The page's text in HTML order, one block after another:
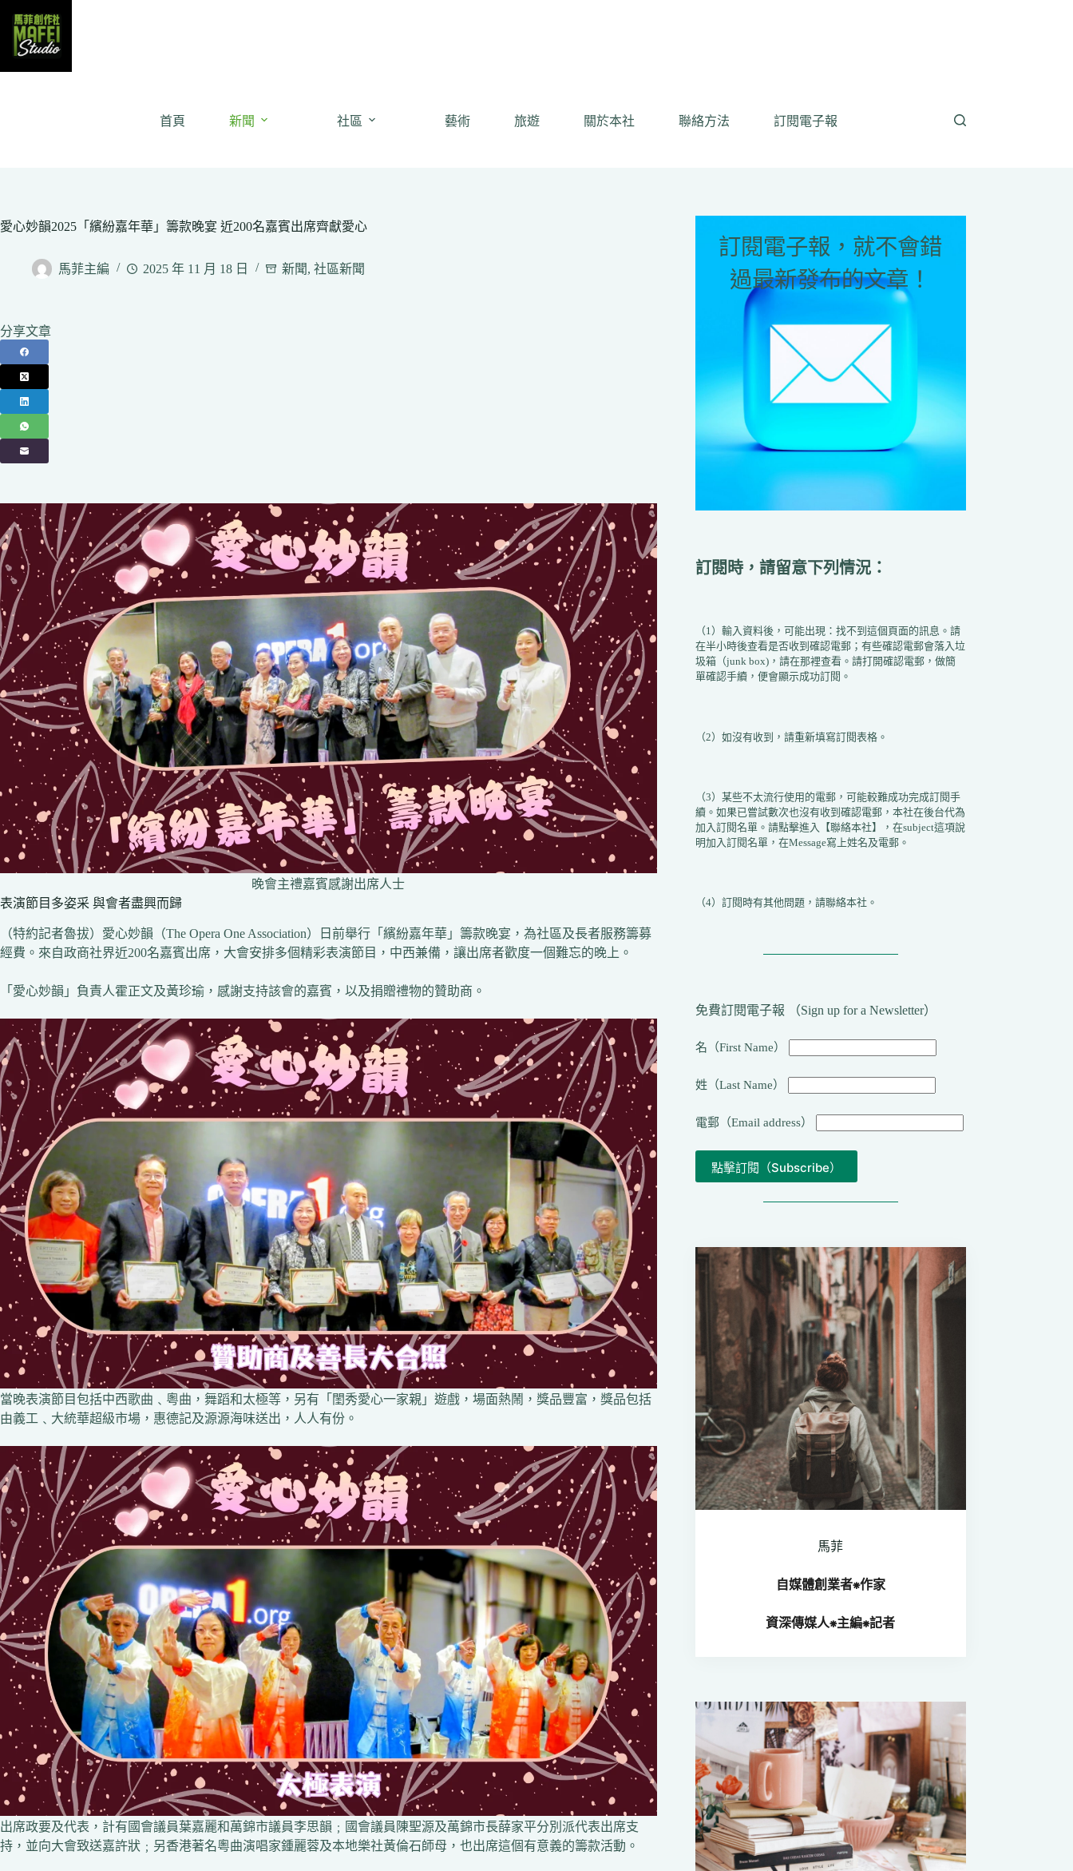
content
首頁 新聞 社區 藝術 旅遊 關於本社 聯絡方法 訂閱電子報
愛心妙韻2025「繽紛嘉年華」籌款晚宴 近200名嘉賓出席齊獻愛心
馬菲主編 2025 年 11 月 18 日 新聞, 社區新聞
分享文章
晚會主禮嘉賓感謝出席人士
表演節目多姿采 與會者盡興而歸
（特約記者魯拔）愛心妙韻（The Opera One Association）日前舉行「繽紛嘉年華」籌款晚宴，為社區及長者服務籌募
經費。來自政商社界近200名嘉賓出席，大會安排多個精彩表演節目，中西兼備，讓出席者歡度一個難忘的晚上。
「愛心妙韻」負責人霍正文及黃珍瑜，感謝支持該會的嘉賓，以及捐贈禮物的贊助商。
當晚表演節目包括中西歌曲﹑粵曲，舞蹈和太極等，另有「閨秀愛心一家親」遊戲，場面熱鬧，獎品豐富，獎品包括
由義工﹑大統華超級市場，惠德記及源源海味送出，人人有份。
出席政要及代表，計有國會議員葉嘉麗和萬錦市議員李思韻﹔國會議員陳聖源及萬錦市長薛家平分別派代表出席支
持，並向大會致送嘉許狀﹔另香港著名粵曲演唱家鍾麗蓉及本地樂社黃倫石師母，也出席這個有意義的籌款活動。
訂閱電子報，就不會錯
過最新發布的文章！
訂閱時，請留意下列情況：
（1）輸入資料後，可能出現：找不到這個頁面的訊息。請
在半小時後查看是否收到確認電郵；有些確認電郵會落入垃
圾箱（junk box)，請在那裡查看。請打開確認電郵，做簡
單確認手續，便會顯示成功訂閱。
（2）如沒有收到，請重新填寫訂閱表格。
（3）某些不太流行使用的電郵，可能較難成功完成訂閱手
續。如果已嘗試數次也沒有收到確認電郵，本社在後台代為
加入訂閱名單。請點擊進入【聯絡本社】，在subject這項說
明加入訂閱名單，在Message寫上姓名及電郵。
（4）訂閱時有其他問題，請聯絡本社。
免費訂閱電子報 （Sign up for a Newsletter）
名（First Name）
姓（Last Name）
電郵（Email address）
馬菲
自媒體創業者⁕作家
資深傳媒人⁕主編⁕記者